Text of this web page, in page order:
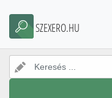
SZEXERO.HU